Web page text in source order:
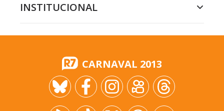
INSTITUCIONAL
CARNAVAL 2013